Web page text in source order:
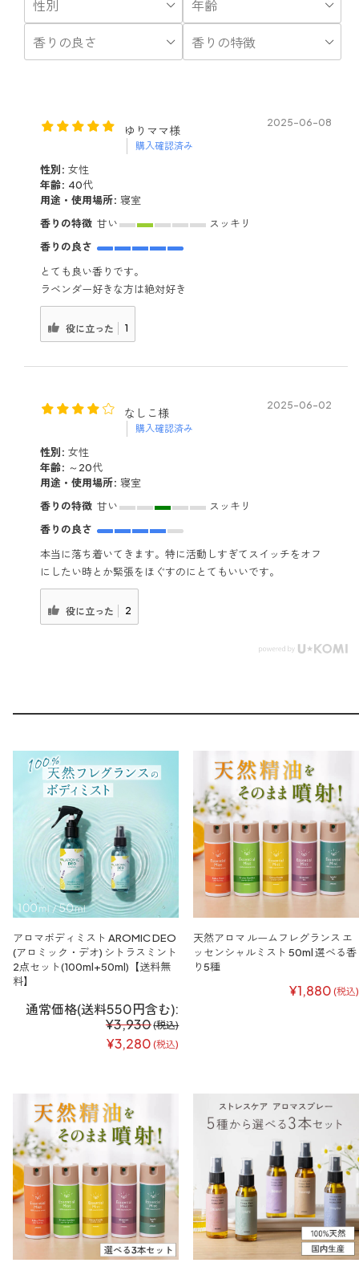
そんな使い方をするスプ
ビング,トイレなどの空
間、 衣服や枕にふきかけ
を。 ⁡ ⁡ なんだかわたしには
りにも 黙って振り撒いて
も店舗でも このキャンペ
ケージもすごくかわいい
ス解消法 #アロミックフ
ゆりママ様
購入確認済み
2025-06-08
性別: 女性
年齢: 40代
用途・使用場所: 寝室
香りの特徴 甘い
スッキリ
香りの良さ
とても良い香りです。
ラベンダー好きな方は絶対好き
役に立った 1
なしこ様
購入確認済み
2025-06-02
性別: 女性
年齢: ～20代
用途・使用場所: 寝室
香りの特徴 甘い
スッキリ
香りの良さ
本当に落ち着いてきます。特に活動しすぎてスイッチをオフ
にしたい時とか緊張をほぐすのにとてもいいです。
役に立った 2
アロマボディミスト AROMIC DEO
(アロミック・デオ) シトラスミント
2点セット(100ml+50ml)【送料無
料】
通常価格(送料550円含む):
¥3,930(税込)
¥3,280 (税込)
天然アロマ ルームフレグランス エ
ッセンシャルミスト 50ml 選べる香
り5種
¥1,880 (税込)